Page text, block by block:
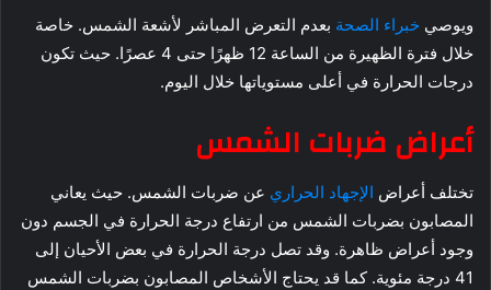
ويوصي خبراء الصحة بعدم التعرض المباشر لأشعة الشمس. خاصة
خلال فترة الظهيرة من الساعة 12 ظهرًا حتى 4 عصرًا. حيث تكون
درجات الحرارة في أعلى مستوياتها خلال اليوم.
أعراض ضربات الشمس
تختلف أعراض الإجهاد الحراري عن ضربات الشمس. حيث يعاني
المصابون بضربات الشمس من ارتفاع درجة الحرارة في الجسم دون
وجود أعراض ظاهرة. وقد تصل درجة الحرارة في بعض الأحيان إلى
41 درجة مئوية. كما قد يحتاج الأشخاص المصابون بضربات الشمس